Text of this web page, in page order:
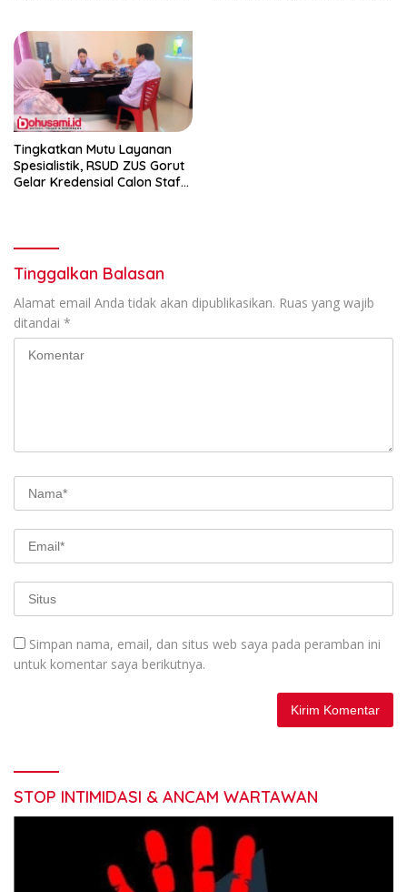
Tingkatkan Mutu Layanan
Spesialistik, RSUD ZUS Gorut
Gelar Kredensial Calon Staf
Tinggalkan Balasan
Alamat email Anda tidak akan dipublikasikan. Ruas yang wajib
ditandai *
Simpan nama, email, dan situs web saya pada peramban ini
untuk komentar saya berikutnya.
STOP INTIMIDASI & ANCAM WARTAWAN